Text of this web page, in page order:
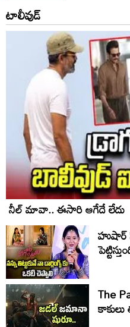
టాలీవుడ్
నీల్ మావా.. ఈసారి ఆగేదే లేదు
హుషార్‌
The